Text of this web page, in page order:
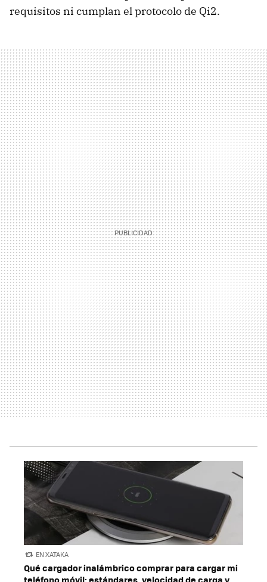
requisitos ni cumplan el protocolo de Qi2.
EN XATAKA
Qué cargador inalámbrico comprar para cargar mi